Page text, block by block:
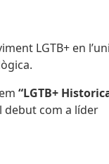
LGTB+ en
“LGTB+
debut com a líder